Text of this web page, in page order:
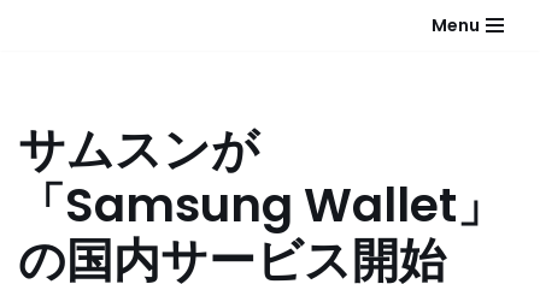
ン
キ
Menu
サムスンが
「Samsung Wallet」
の国内サービス開始